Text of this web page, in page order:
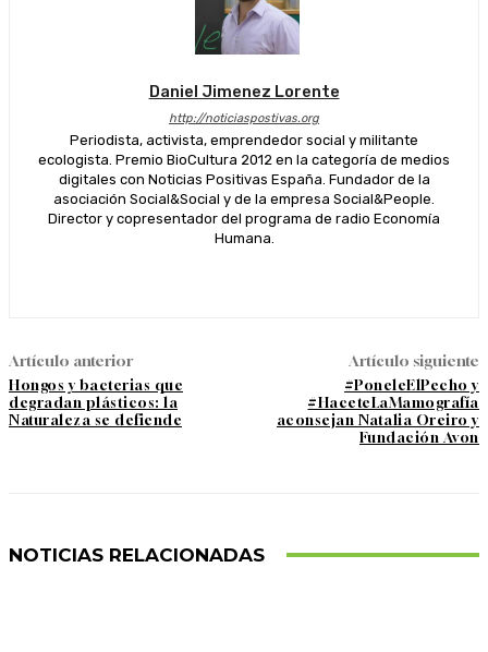
Daniel Jimenez Lorente
http://noticiaspostivas.org
Periodista, activista, emprendedor social y militante
ecologista. Premio BioCultura 2012 en la categoría de medios
digitales con Noticias Positivas España. Fundador de la
asociación Social&Social y de la empresa Social&People.
Director y copresentador del programa de radio Economía
Humana.
Artículo anterior
Hongos y bacterias que
degradan plásticos: la
Naturaleza se defiende
Artículo siguiente
#PoneleElPecho y
#HaceteLaMamografía
aconsejan Natalia Oreiro y
Fundación Avon
NOTICIAS RELACIONADAS